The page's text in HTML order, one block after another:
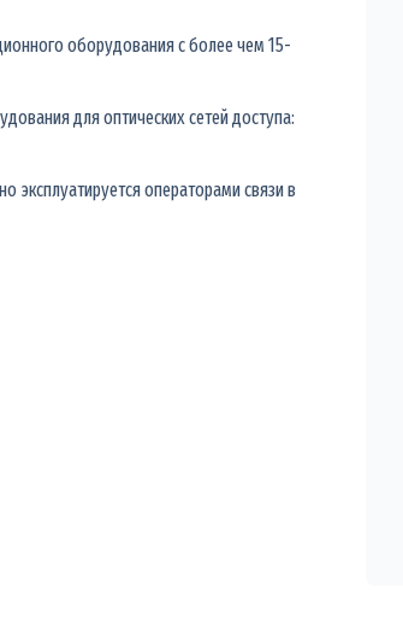
оборудования с более чем 15-
для оптических сетей доступа:
эксплуатируется операторами связи в